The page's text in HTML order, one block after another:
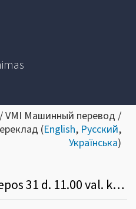
VMI Машинный перевод /
(English, Русский,
Українська)
VMI prie FM 2024 m. liepos 31 d. 11.00 val. konkurso būdu parduoda valstybei perduotą transporto priemonę: